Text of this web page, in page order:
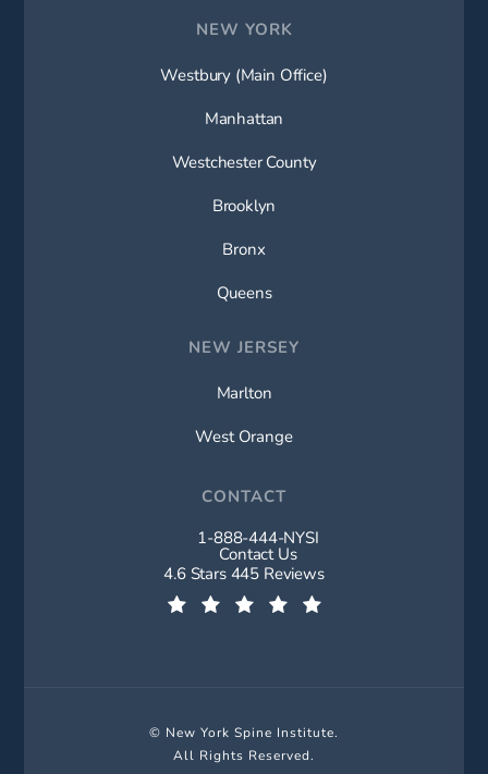
NEW YORK
Westbury (Main Office)
Manhattan
Westchester County
Brooklyn
Bronx
Queens
NEW JERSEY
Marlton
West Orange
CONTACT
Call New York Spine Institute on
1-888-444-NYSI
Contact Us
New York Spine Institute reviews:
4.6 Stars 445 Reviews
© New York Spine Institute.
All Rights Reserved.